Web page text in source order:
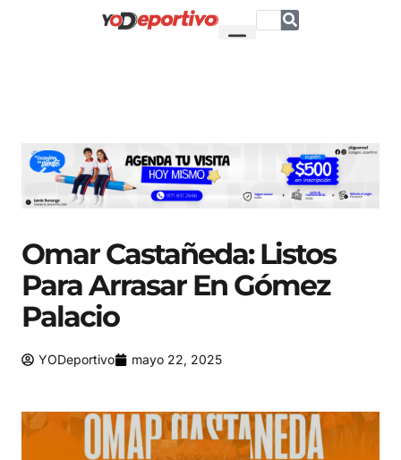
Omar Castañeda: Listos
Para Arrasar En Gómez
Palacio
YODeportivo mayo 22, 2025